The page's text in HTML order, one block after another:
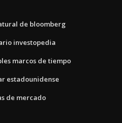
de bloomberg
investopedia
marcos de tiempo
estadounidense
de mercado